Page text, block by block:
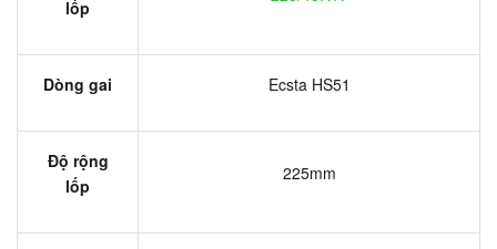
lốp
Dòng gai Ecsta HS51
Độ rộng
lốp
225mm